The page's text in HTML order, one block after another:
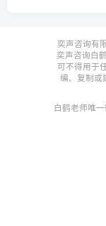
奕声咨询有
奕声咨询白
可不得用于
编、复制或
白鹤老师唯